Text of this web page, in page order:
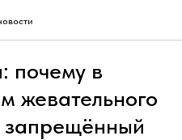
почему в
жевательного